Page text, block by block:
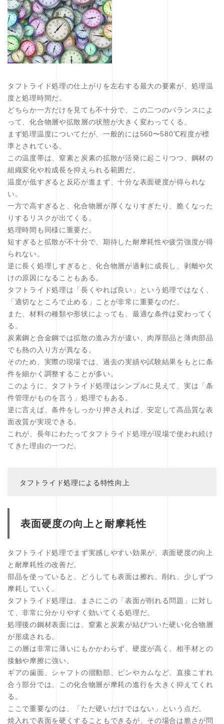
タフトライド処理の仕上がりを左右する最大の要素が、処理温
度と処理時間だ。
どちらか一方だけを見ても不十分で、この二つのバランスによ
って、化合物層や拡散層の状態が大きく変わってくる。
まず処理温度についてだが、一般的には560〜580℃程度が標
準とされている。
この温度帯は、窒素と炭素の拡散が活発に起こりつつ、鋼材の
組織変化や粒成長を抑えられる範囲だ。
温度が低すぎると反応が進まず、十分な表面硬度が得られな
い。
一方で高すぎると、化合物層が厚くなりすぎたり、脆くなった
りするリスクが出てくる。
処理時間も同様に重要だ。
短すぎると拡散が不十分で、期待した耐摩耗性や疲労強度が得
られない。
逆に長く処理しすぎると、化合物層が過剰に成長し、剥離や欠
けの原因になることもある。
タフトライド処理は「長くやれば良い」という処理ではなく、
「適切なところで止める」ことが非常に重要なのだ。
また、材料の種類や形状によっても、最適な条件は変わってく
る。
炭素鋼と合金鋼では拡散の進み方が違い、肉厚部品と薄肉部品
でも熱の入り方が異なる。
そのため、実際の現場では、過去の実績や試験結果をもとに条
件を細かく調整することが多い。
このように、タフトライド処理はシンプルに見えて、実は「条
件管理がものを言う」処理でもある。
逆に言えば、条件をしっかり押さえれば、安定して高品質な表
面改質が実現できる。
これが、長年にわたってタフトライド処理が現場で使われ続け
てきた理由の一つだ。
タフトライド処理による特性向上
表面硬度の向上と耐摩耗性
タフトライド処理でまず実感しやすい効果が、表面硬度の向上
と耐摩耗性の改善だ。
部品を使っていると、どうしても表面は擦れ、削れ、少しずつ
摩耗していく。
タフトライド処理は、まさにこの「表面が削れる問題」に対し
て、非常に分かりやすく効いてくる処理だ。
処理後の鋼材表面には、窒素と炭素が結びついた硬い化合物層
が形成される。
この層は非常に薄いにもかかわらず、硬度が高く、相手材との
接触や摩擦に強い。
ギアの歯面、シャフトの摺動部、ピンやカムなど、直接こすれ
合う部分では、この化合物層が摩耗の進行を大きく抑えてくれ
る。
ここで重要なのは、「ただ硬いだけではない」という点だ。
焼入れで表面を硬くすることもできるが、その場合は脆さが問